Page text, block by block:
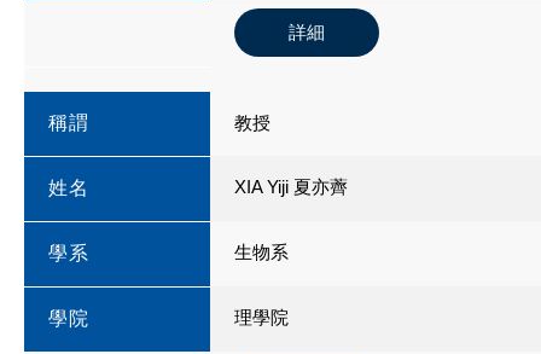
詳細
稱謂 教授
姓名 XIA Yiji 夏亦薺
學系 生物系
學院 理學院